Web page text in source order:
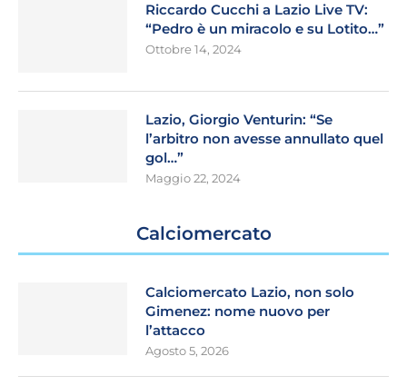
Riccardo Cucchi a Lazio Live TV:
“Pedro è un miracolo e su Lotito…”
Ottobre 14, 2024
Lazio, Giorgio Venturin: “Se
l’arbitro non avesse annullato quel
gol…”
Maggio 22, 2024
Calciomercato
Calciomercato Lazio, non solo
Gimenez: nome nuovo per
l’attacco
Agosto 5, 2026